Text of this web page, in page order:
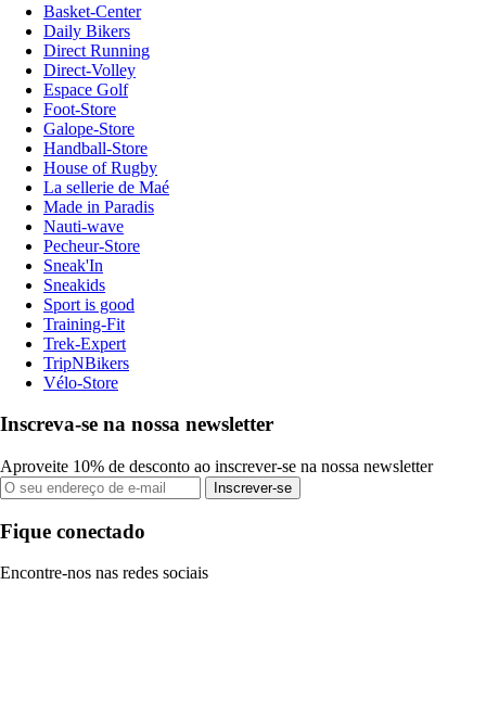
Basket-Center
Daily Bikers
Direct Running
Direct-Volley
Espace Golf
Foot-Store
Galope-Store
Handball-Store
House of Rugby
La sellerie de Maé
Made in Paradis
Nauti-wave
Pecheur-Store
Sneak'In
Sneakids
Sport is good
Training-Fit
Trek-Expert
TripNBikers
Vélo-Store
Inscreva-se na nossa newsletter
Aproveite 10% de desconto ao inscrever-se na nossa newsletter
Inscrever-se
Fique conectado
Encontre-nos nas redes sociais